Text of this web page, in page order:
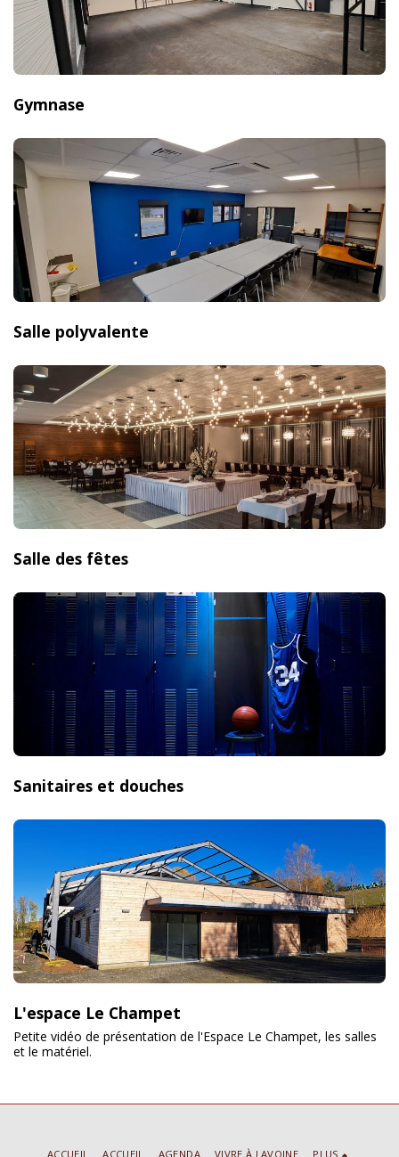
Gymnase
Salle polyvalente
Salle des fêtes
Sanitaires et douches
L'espace Le Champet
Petite vidéo de présentation de l'Espace Le Champet, les salles
et le matériel.
ACCUEIL ACCUEIL AGENDA VIVRE À LAVOINE PLUS